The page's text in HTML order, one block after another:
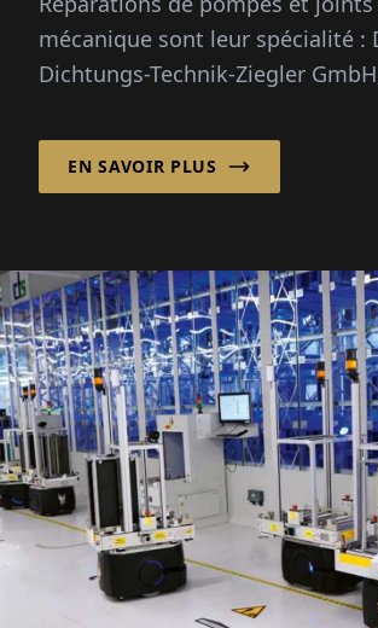
mécanique sont leur spécialité :
Dichtungs-Technik-Ziegler
EN SAVOIR PLUS